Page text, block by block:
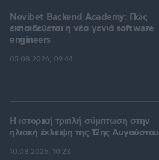
Novibet Backend Academy: Πώς
εκπαιδεύεται η νέα γενιά software
engineers
05.08.2026, 09:44
Η ιστορική τριπλή σύμπτωση στην
ηλιακή έκλειψη της 12ης Αυγούστου
10.08.2026, 10:23